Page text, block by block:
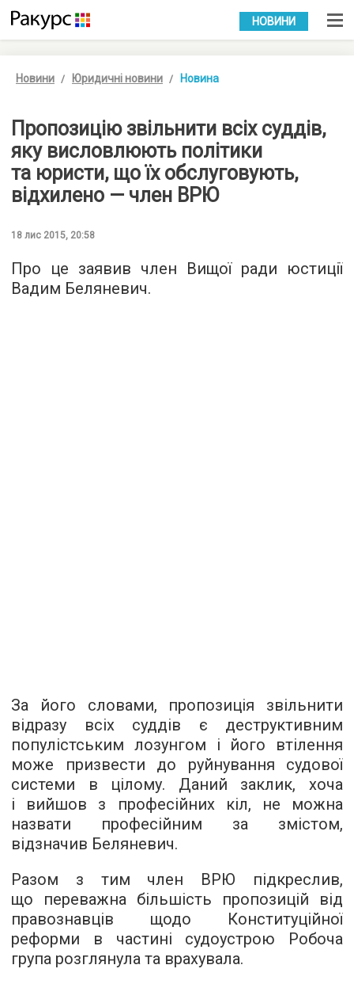
УКР РУС
НОВИНИ
Новини Юридичні новини Новина
Пропозицію звільнити всіх суддів,
яку висловлюють політики
та юристи, що їх обслуговують,
відхилено — член ВРЮ
18 лис 2015, 20:58
Про це заявив член Вищої ради юстиції
Вадим Беляневич.
За його словами, пропозиція звільнити
відразу всіх суддів є деструктивним
популістським лозунгом і його втілення
може призвести до руйнування судової
системи в цілому. Даний заклик, хоча
і вийшов з професійних кіл, не можна
назвати професійним за змістом,
відзначив Беляневич.
Разом з тим член ВРЮ підкреслив,
що переважна більшість пропозицій від
правознавців щодо Конституційної
реформи в частині судоустрою Робоча
група розглянула та врахувала.